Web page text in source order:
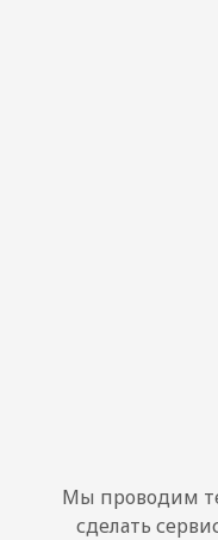
Мы проводим
сделать